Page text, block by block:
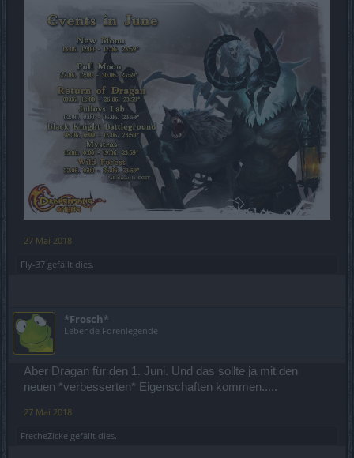
27 Mai 2018
Fly-37 gefällt dies.
*Frosch*
Lebende Forenlegende
Aber Dragan für den 1. Juni. Und das sollte ja mit den
neuen *verbesserten* Eigenschaften kommen.....
27 Mai 2018
FrecheZicke gefällt dies.